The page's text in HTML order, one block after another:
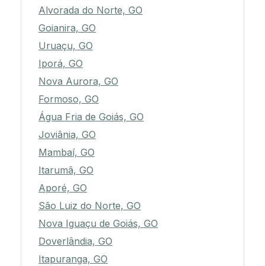
Alvorada do Norte, GO
Goianira, GO
Uruaçu, GO
Iporá, GO
Nova Aurora, GO
Formoso, GO
Água Fria de Goiás, GO
Joviânia, GO
Mambaí, GO
Itarumã, GO
Aporé, GO
São Luiz do Norte, GO
Nova Iguaçu de Goiás, GO
Doverlândia, GO
Itapuranga, GO